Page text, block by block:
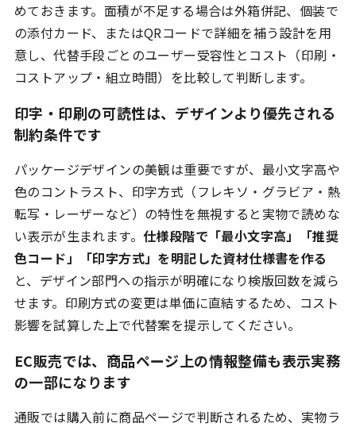
めておきます。面積が不足する場合は外箱併記、個装で
の添付カード、またはQRコードで詳細を補う設計を用
意し、代替手段ごとのユーザー受容性とコスト（印刷・
コストアップ・組立時間）を比較して判断します。
印字・印刷の可読性は、デザインより優先される
制約条件です
パッケージデザインの美観は重要ですが、最小文字高や
色のコントラスト、印字方式（フレキソ・グラビア・熱
転写・レーザーなど）の特性を無視すると実物で読めな
い表示が生まれます。 仕様段階で「最小文字高」「推奨
色コード」「印字方式」を明記した資材仕様書を作る
と、デザイン部門への指示が明確になり検版回数を減ら
せます。印刷方式の変更は単価に直結するため、コスト
影響を試算した上で代替案を提示してください。
EC販売では、商品ページ上の情報整備も表示実務
の一部になります
通販では購入前に商品ページで判断されるため、実物ラ